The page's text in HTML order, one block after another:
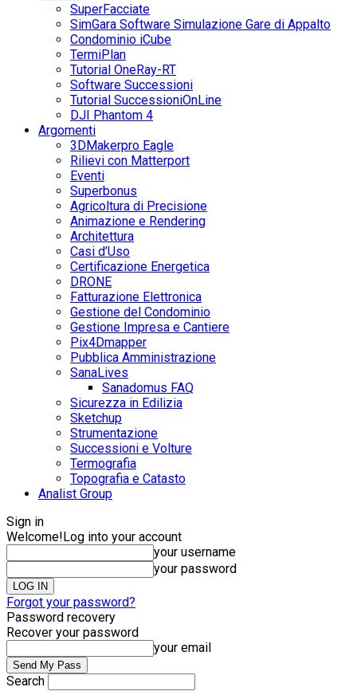
SuperFacciate
SimGara Software Simulazione Gare di Appalto
Condominio iCube
TermiPlan
Tutorial OneRay-RT
Software Successioni
Tutorial SuccessioniOnLine
DJI Phantom 4
Argomenti
3DMakerpro Eagle
Rilievi con Matterport
Eventi
Superbonus
Agricoltura di Precisione
Animazione e Rendering
Architettura
Casi d’Uso
Certificazione Energetica
DRONE
Fatturazione Elettronica
Gestione del Condominio
Gestione Impresa e Cantiere
Pix4Dmapper
Pubblica Amministrazione
SanaLives
Sanadomus FAQ
Sicurezza in Edilizia
Sketchup
Strumentazione
Successioni e Volture
Termografia
Topografia e Catasto
Analist Group
Sign in
Welcome!Log into your account
your username
your password
Forgot your password?
Password recovery
Recover your password
your email
Search